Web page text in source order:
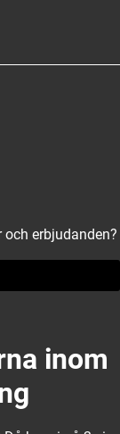
erbjudanden?
inom